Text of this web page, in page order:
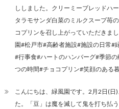
ししました。クリーミーブレッドハ
タラモサンダ白菜のミルクスープ苺
コプリンを召し上がっていただきま
園#松戸市#高齢者施設#施設の日常#
#行事食#ハートのハンバーグ#季節
つの時間#チョコプリン#笑顔のある
こんにちは、緑風園です。2月2日(
た。「豆」は魔を滅して鬼を打ち払